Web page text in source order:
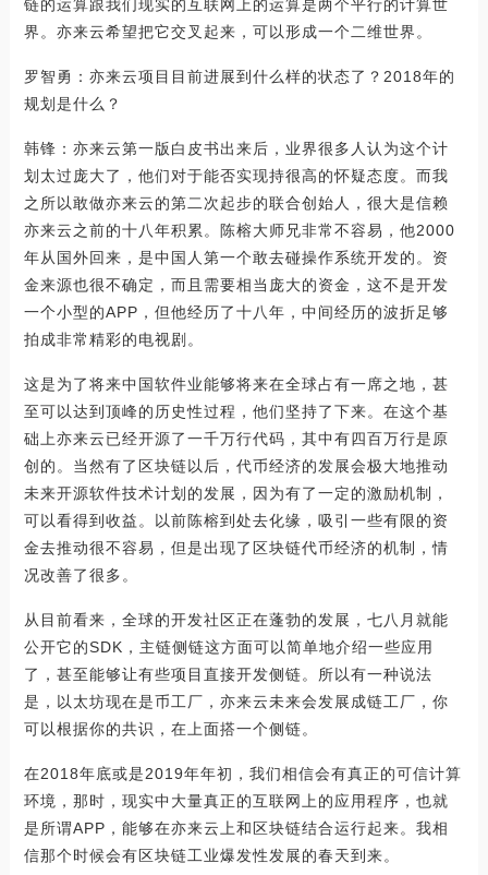
链的运算跟我们现实的互联网上的运算是两个平行的计算世
界。亦来云希望把它交叉起来，可以形成一个二维世界。
罗智勇：亦来云项目目前进展到什么样的状态了？2018年的
规划是什么？
韩锋：亦来云第一版白皮书出来后，业界很多人认为这个计
划太过庞大了，他们对于能否实现持很高的怀疑态度。而我
之所以敢做亦来云的第二次起步的联合创始人，很大是信赖
亦来云之前的十八年积累。陈榕大师兄非常不容易，他2000
年从国外回来，是中国人第一个敢去碰操作系统开发的。资
金来源也很不确定，而且需要相当庞大的资金，这不是开发
一个小型的APP，但他经历了十八年，中间经历的波折足够
拍成非常精彩的电视剧。
这是为了将来中国软件业能够将来在全球占有一席之地，甚
至可以达到顶峰的历史性过程，他们坚持了下来。在这个基
础上亦来云已经开源了一千万行代码，其中有四百万行是原
创的。当然有了区块链以后，代币经济的发展会极大地推动
未来开源软件技术计划的发展，因为有了一定的激励机制，
可以看得到收益。以前陈榕到处去化缘，吸引一些有限的资
金去推动很不容易，但是出现了区块链代币经济的机制，情
况改善了很多。
从目前看来，全球的开发社区正在蓬勃的发展，七八月就能
公开它的SDK，主链侧链这方面可以简单地介绍一些应用
了，甚至能够让有些项目直接开发侧链。所以有一种说法
是，以太坊现在是币工厂，亦来云未来会发展成链工厂，你
可以根据你的共识，在上面搭一个侧链。
在2018年底或是2019年年初，我们相信会有真正的可信计算
环境，那时，现实中大量真正的互联网上的应用程序，也就
是所谓APP，能够在亦来云上和区块链结合运行起来。我相
信那个时候会有区块链工业爆发性发展的春天到来。